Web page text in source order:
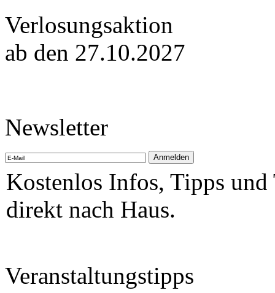
Verlosungsaktion
ab den 27.10.2027
Newsletter
Kostenlos Infos, Tipps
direkt nach Haus.
Veranstaltungstipps